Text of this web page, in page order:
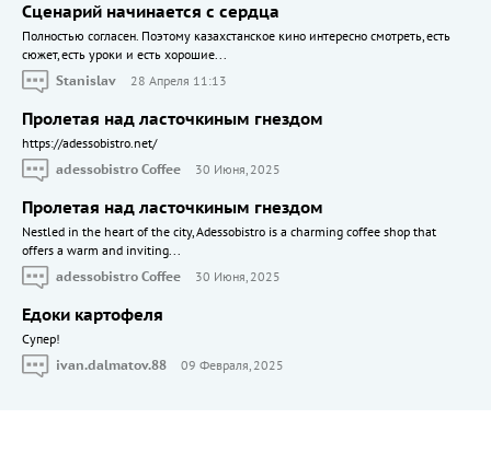
Сценарий начинается с сердца
Полностью согласен. Поэтому казахстанское кино интересно смотреть, есть
сюжет, есть уроки и есть хорошие...
Stanislav
28 Апреля 11:13
Пролетая над ласточкиным гнездом
https://adessobistro.net/
adessobistro Coffee
30 Июня, 2025
Пролетая над ласточкиным гнездом
Nestled in the heart of the city, Adessobistro is a charming coffee shop that
offers a warm and inviting...
adessobistro Coffee
30 Июня, 2025
Едоки картофеля
Cупер!
ivan.dalmatov.88
09 Февраля, 2025